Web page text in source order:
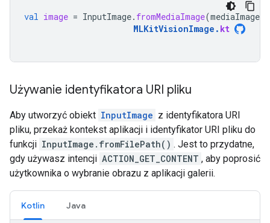
val image = InputImage. fromMediaImage(mediaImage
MLKitVisionImage . kt
Używanie identyfikatora URI pliku
Aby utworzyć obiekt InputImage z identyfikatora URI
pliku, przekaż kontekst aplikacji i identyfikator URI pliku do
funkcji InputImage.fromFilePath() . Jest to przydatne,
gdy używasz intencji ACTION_GET_CONTENT , aby poprosić
użytkownika o wybranie obrazu z aplikacji galerii.
Kotlin Java